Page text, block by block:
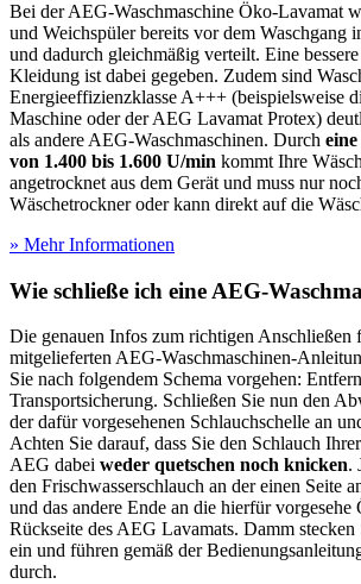
Bei der AEG-Waschmaschine Öko-Lavamat
und Weichspüler bereits vor dem Waschgang
und dadurch gleichmäßig verteilt. Eine
Kleidung ist dabei gegeben. Zudem sind
Energieeffizienzklasse A+++ (beispielsweise
Maschine oder der AEG Lavamat Protex)
als andere AEG-Waschmaschinen. Durch
von 1.400 bis 1.600 U/min kommt Ihre
angetrocknet aus dem Gerät und muss nur
Wäschetrockner oder kann direkt auf die
» Mehr Informationen
Wie schließe ich eine AEG-
Die genauen Infos zum richtigen Anschließen
mitgelieferten AEG-Waschmaschinen-
Sie nach folgendem Schema vorgehen:
Transportsicherung. Schließen Sie nun den
der dafür vorgesehenen Schlauchschelle an
Achten Sie darauf, dass Sie den Schlauch
AEG dabei weder quetschen noch knicken.
den Frischwasserschlauch an der einen Seite
und das andere Ende an die hierfür vorgesehe
Rückseite des AEG Lavamats. Damm stecken
ein und führen gemäß der
durch.